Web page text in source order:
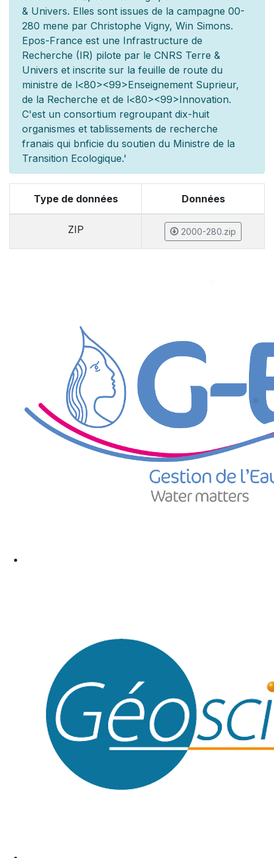
& Univers. Elles sont issues de la campagne 00-
280 mene par Christophe Vigny, Win Simons.
Epos-France est une Infrastructure de
Recherche (IR) pilote par le CNRS Terre &
Univers et inscrite sur la feuille de route du
ministre de l<80><99>Enseignement Suprieur,
de la Recherche et de l<80><99>Innovation.
C'est un consortium regroupant dix-huit
organismes et tablissements de recherche
franais qui bnficie du soutien du Ministre de la
Transition Ecologique.'
Type de données Données
ZIP 2000-280.zip